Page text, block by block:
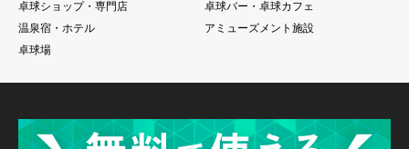
卓球ショップ・専門店
卓球バー・卓球カフェ
温泉宿・ホテル
アミューズメント施設
卓球場